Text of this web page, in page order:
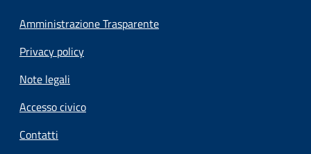
Amministrazione Trasparente
Privacy policy
Note legali
Accesso civico
Contatti